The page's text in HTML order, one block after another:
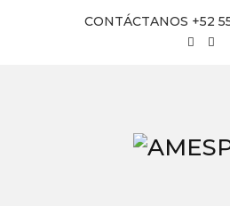
CONTÁCTANOS +52